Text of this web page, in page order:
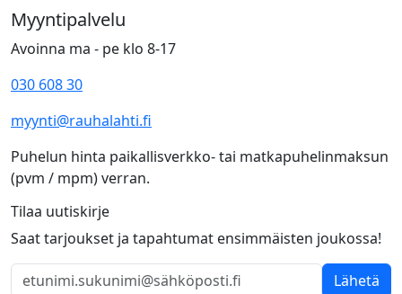
Myyntipalvelu
Avoinna ma - pe klo 8-17
030 608 30
myynti@rauhalahti.fi
Puhelun hinta paikallisverkko- tai matkapuhelinmaksun
(pvm / mpm) verran.
Tilaa uutiskirje
Saat tarjoukset ja tapahtumat ensimmäisten joukossa!
Lähetä